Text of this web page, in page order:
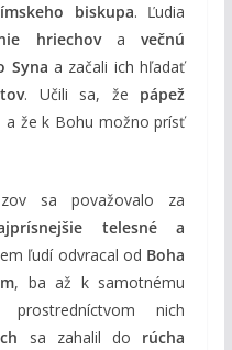
biskupa. Ľudia
hriechovavečnú
Syna a začali ich hľadať
. Učili sa, že pápež
a že k Bohu možno prísť
sa považovalo za
telesné a
ľudí odvracal od Boha
, ba až k samotnému
nich
sa zahalil do rúcha